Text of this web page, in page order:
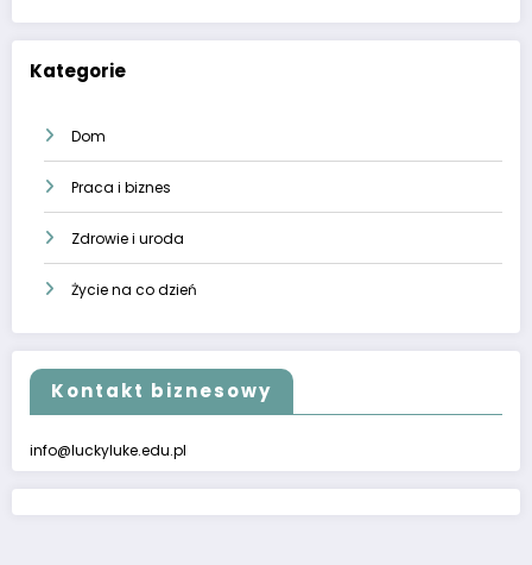
Kategorie
Dom
Praca i biznes
Zdrowie i uroda
Życie na co dzień
Kontakt biznesowy
info@luckyluke.edu.pl